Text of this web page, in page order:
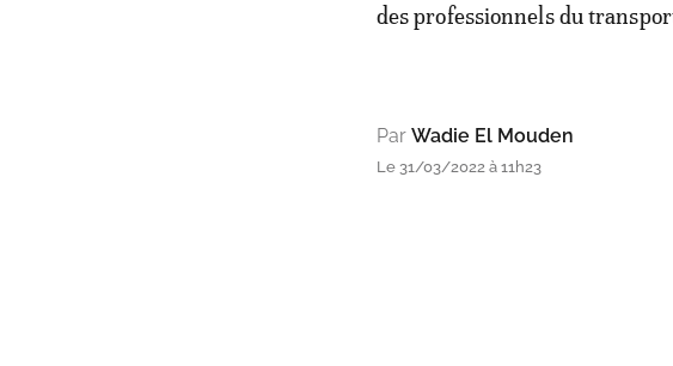
des professionnels du
Par Wadie El Mouden
Le 31/03/2022 à 11h23